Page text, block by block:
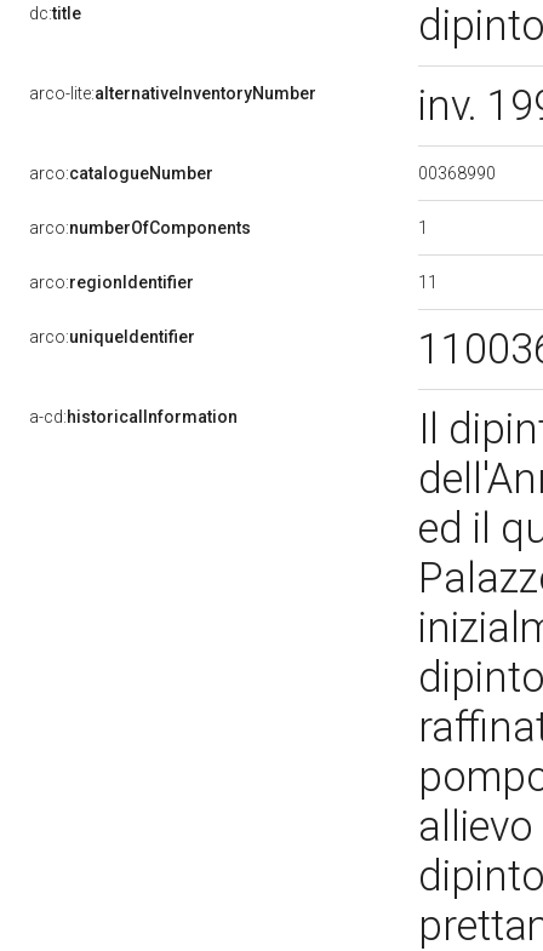
dc:title
arco-lite:alternativeInventoryNumber inv.
arco:catalogueNumber 00368990
arco:numberOfComponents 1
arco:regionIdentifier 11
arco:uniqueIdentifier
a-cd:historicalInformation
Il
ed il